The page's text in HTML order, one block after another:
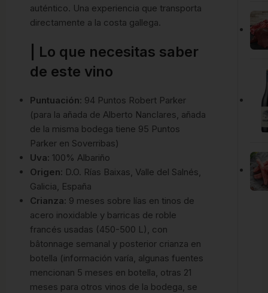
auténtico. Una experiencia que transporta
directamente a la costa gallega.
| Lo que necesitas saber
de este vino
Puntuación: 94 Puntos Robert Parker
(para la añada de Alberto Nanclares, añada
de la misma bodega tiene 95 Puntos
Parker en Soverribas)
Uva: 100% Albariño
Origen: D.O. Rías Baixas, Valle del Salnés,
Galicia, España
Crianza: 9 meses sobre lías en tinos de
acero inoxidable y barricas de roble
francés usadas (450-500 L), con
bâtonnage semanal y posterior crianza en
botella (información varía, algunas fuentes
mencionan 5 meses en botella, otras 21
meses para otros vinos de la bodega, se